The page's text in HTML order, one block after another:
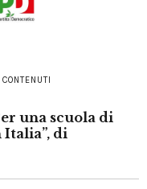
una scuola di
di